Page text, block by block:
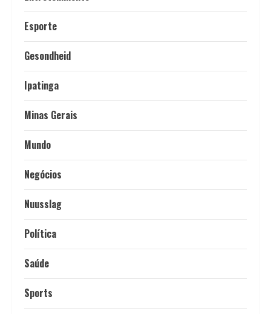
Esporte
Gesondheid
Ipatinga
Minas Gerais
Mundo
Negócios
Nuusslag
Política
Saúde
Sports